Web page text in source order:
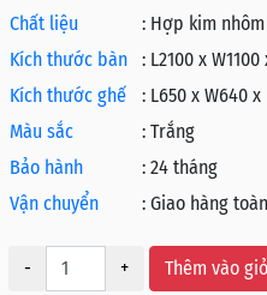
Chất liệu
: Hợp kim
Kích thước bàn
: L2100 x
Kích thước ghế
: L650 x W640
Màu sắc
: Trắng
Bảo hành
: 24 tháng
Vận chuyển
: Giao hàng
- + Thêm vào giỏ